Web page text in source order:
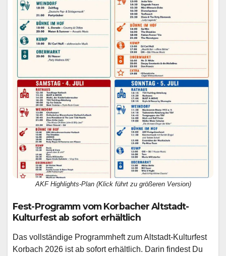
AKF Highlights-Plan (Klick führt zu größeren Version)
Fest-Programm vom Korbacher Altstadt-
Kulturfest ab sofort erhältlich
Das vollständige Programmheft zum Altstadt-Kulturfest
Korbach 2026 ist ab sofort erhältlich. Darin findest Du